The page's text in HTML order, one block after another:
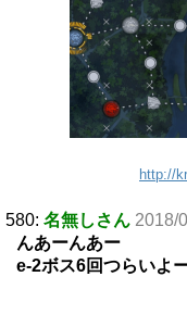
http://
580: 名無しさん 2018/
んあーんあー
e-2ボス6回つらいよ